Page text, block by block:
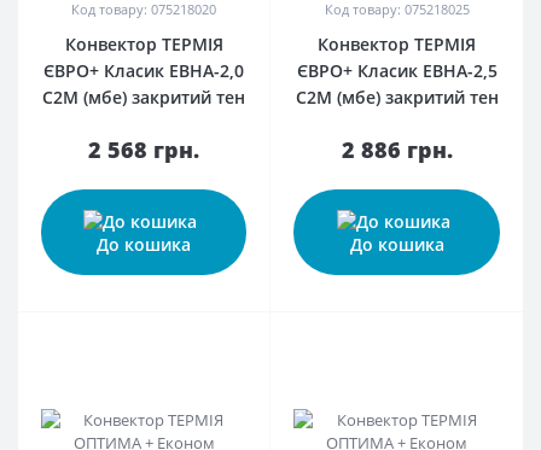
Код товару: 075218020
Конвектор ТЕРМІЯ
ЄВРО+ Класик ЕВНА-2,0
С2М (мбе) закритий тен
2 568 грн.
До кошика
Код товару: 075218025
Конвектор ТЕРМІЯ
ЄВРО+ Класик ЕВНА-2,5
С2М (мбе) закритий тен
2 886 грн.
До кошика